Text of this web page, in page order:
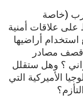
(خاصة
على علاقات أمنية
أراضيها
مصادر
؟ وهل ستقلل
الأميركية التي